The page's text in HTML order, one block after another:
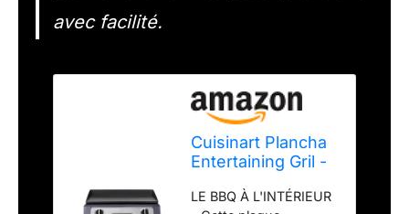
avec facilité.
Cuisinart Plancha
Entertaining Gril -
Electrique, Plaque
LE BBQ À L'INTÉRIEUR